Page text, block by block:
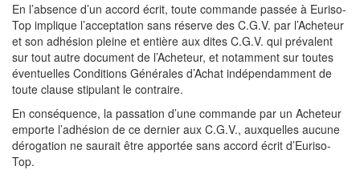
En l’absence d’un accord écrit, toute commande passée à Euriso-
Top implique l’acceptation sans réserve des C.G.V. par l’Acheteur
et son adhésion pleine et entière aux dites C.G.V. qui prévalent
sur tout autre document de l’Acheteur, et notamment sur toutes
éventuelles Conditions Générales d’Achat indépendamment de
toute clause stipulant le contraire.
En conséquence, la passation d’une commande par un Acheteur
emporte l’adhésion de ce dernier aux C.G.V., auxquelles aucune
dérogation ne saurait être apportée sans accord écrit d’Euriso-
Top.